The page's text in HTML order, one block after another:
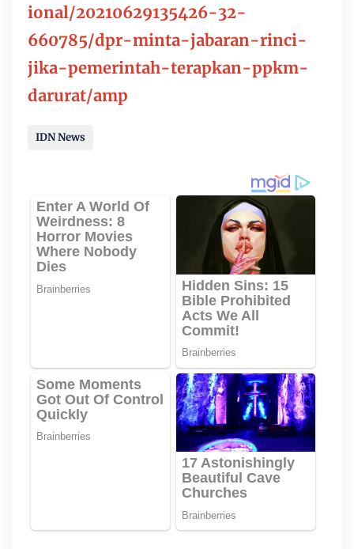
ional/20210629135426-32-
660785/dpr-minta-jabaran-rinci-
jika-pemerintah-terapkan-ppkm-
darurat/amp
IDN News